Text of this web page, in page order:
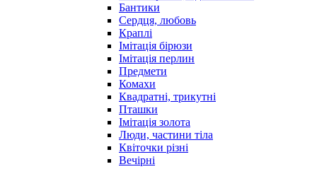
Бантики
Сердця, любовь
Краплі
Імітація бірюзи
Імітація перлин
Предмети
Комахи
Квадратні, трикутні
Пташки
Імітація золота
Люди, частини тіла
Квіточки різні
Вечірні